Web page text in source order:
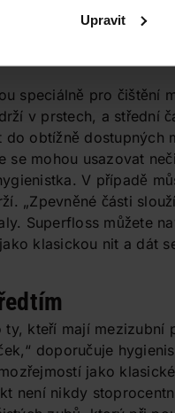
Upravit
se týče samotného
kde nezabere
speciálně pro čištění
v prstech, a střední
obtížně dostupných
mohou usazovat
V případě
„Zpevněné části
Superfloss můžete
klasickou nit a dát
kteří mají mezizubní
doporučuje
jako
není nikdy